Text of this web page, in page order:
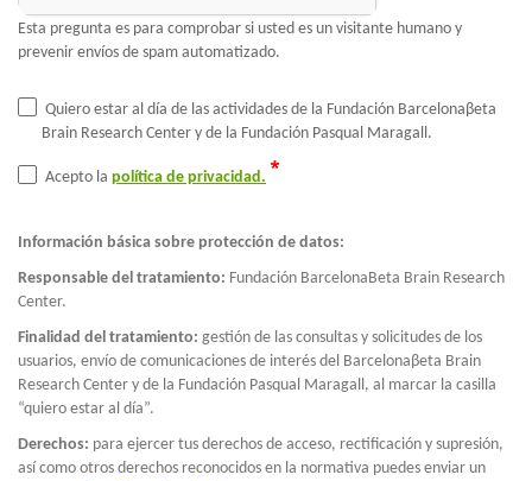
Esta pregunta es para comprobar si usted es un visitante humano y
prevenir envíos de spam automatizado.
Quiero estar al día de las actividades de la Fundación Barcelonaβeta
Brain Research Center y de la Fundación Pasqual Maragall.
Acepto la política de privacidad.
Información básica sobre protección de datos:
Responsable del tratamiento: Fundación BarcelonaBeta Brain Research
Center.
Finalidad del tratamiento: gestión de las consultas y solicitudes de los
usuarios, envío de comunicaciones de interés del Barcelonaβeta Brain
Research Center y de la Fundación Pasqual Maragall, al marcar la casilla
“quiero estar al día”.
Derechos: para ejercer tus derechos de acceso, rectificación y supresión,
así como otros derechos reconocidos en la normativa puedes enviar un